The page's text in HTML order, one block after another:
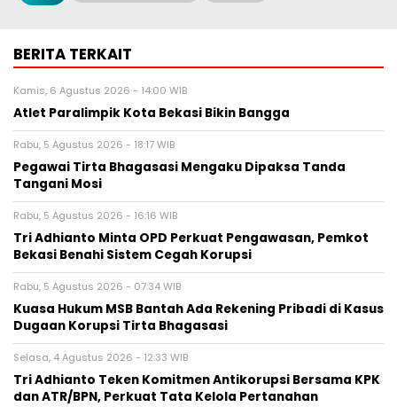
BERITA TERKAIT
Kamis, 6 Agustus 2026 - 14:00 WIB
Atlet Paralimpik Kota Bekasi Bikin Bangga
Rabu, 5 Agustus 2026 - 18:17 WIB
Pegawai Tirta Bhagasasi Mengaku Dipaksa Tanda
Tangani Mosi
Rabu, 5 Agustus 2026 - 16:16 WIB
Tri Adhianto Minta OPD Perkuat Pengawasan, Pemkot
Bekasi Benahi Sistem Cegah Korupsi
Rabu, 5 Agustus 2026 - 07:34 WIB
Kuasa Hukum MSB Bantah Ada Rekening Pribadi di Kasus
Dugaan Korupsi Tirta Bhagasasi
Selasa, 4 Agustus 2026 - 12:33 WIB
Tri Adhianto Teken Komitmen Antikorupsi Bersama KPK
dan ATR/BPN, Perkuat Tata Kelola Pertanahan